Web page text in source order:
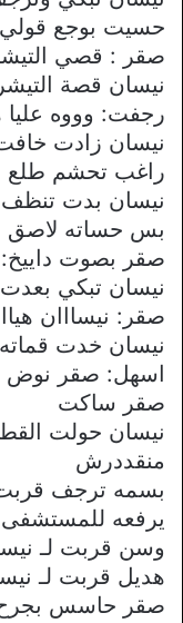
حسيت بوجع قولي
صقر : قصي
نيسان قصة
رجفت: وووه عليا
نيسان زادت
راغب تحشم طلع
نيسان بدت تنظف
بس حساته لاصق
صقر بصوت داييخ:
نيسان تبكي
صقر: نيسااان
نيسان خدت
اسهل: صقر نوض
صقر ساكت
نيسان حولت
منقددرش
بسمه ترجف قربت
يرفعه للمستشفى
وسن قربت لـ
هديل قربت لـ
صقر حاسس